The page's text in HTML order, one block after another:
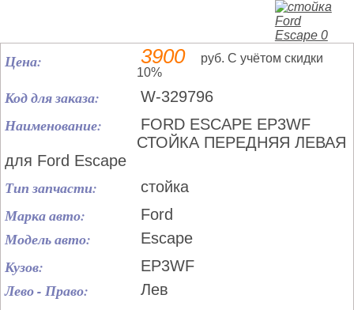
Цена: 3900
руб. С учётом скидки
10%
Код для заказа: W-329796
Наименование:
FORD ESCAPE EP3WF
СТОЙКА ПЕРЕДНЯЯ ЛЕВАЯ
для Ford Escape
Тип запчасти: стойка
Марка авто: Ford
Модель авто: Escape
Кузов: EP3WF
Лево - Право: Лев